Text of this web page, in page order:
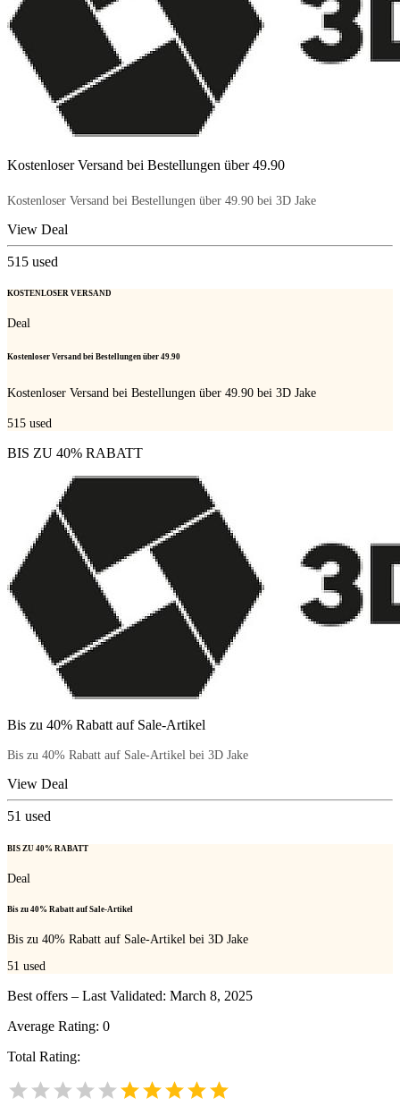
Kostenloser Versand bei Bestellungen über 49.90
Kostenloser Versand bei Bestellungen über 49.90 bei 3D Jake
View Deal
515 used
KOSTENLOSER VERSAND
Deal
Kostenloser Versand bei Bestellungen über 49.90
Kostenloser Versand bei Bestellungen über 49.90 bei 3D Jake
515 used
BIS ZU 40% RABATT
Bis zu 40% Rabatt auf Sale-Artikel
Bis zu 40% Rabatt auf Sale-Artikel bei 3D Jake
View Deal
51 used
BIS ZU 40% RABATT
Deal
Bis zu 40% Rabatt auf Sale-Artikel
Bis zu 40% Rabatt auf Sale-Artikel bei 3D Jake
51 used
Best offers – Last Validated: March 8, 2025
Average Rating: 0
Total Rating: